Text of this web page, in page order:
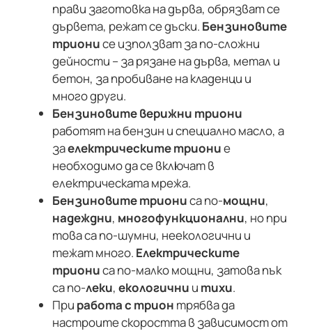
прави заготовка на дърва, обрязват се
дървета, режат се дъски. Бензиновите
трионисе използват за по-сложни
дейности – за рязане на дърва, метал и
бетон, за пробиване на кладенци и
много други.
Бензиновите верижни триони
работят на бензин и специално масло, а
заелектрическите трионие
необходимо да се включат в
електрическата мрежа.
Бензиновите триониса по-мощни,
надеждни, многофункционални, но при
това са по-шумни, неекологични и
тежат много. Електрическите
триониса по-малко мощни, затова пък
са по-леки, екологични и тихи.
При работа с трион трябва да
настроите скоростта в зависимост от